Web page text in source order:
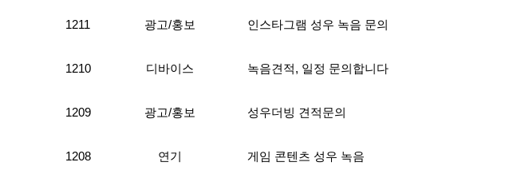
1211 광고/홍보 인스타그램 성우 녹음 문의
1210 디바이스 녹음견적, 일정 문의합니다
1209 광고/홍보 성우더빙 견적문의
1208 연기 게임 콘텐츠 성우 녹음